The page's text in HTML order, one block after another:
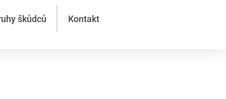
škůdců Kontakt